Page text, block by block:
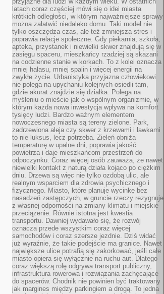
latach coraz częściej mówi się o idei miasta
krótkich odległości, w którym najważniejsze sprawy
można załatwić niedaleko domu. Taki model nie
tylko oszczędza czas, ale też zmniejsza stres i
poprawia relacje społeczne. Gdy piekarnia, szkoła,
apteka, przystanek i niewielki skwer znajdują się w
zasięgu spaceru, mieszkańcy rzadziej są skazani
na codzienne stanie w korkach. To z kolei oznacza
mniej hałasu, mniej spalin i więcej energii na
zwykłe życie. Urbanistyka przyjazna człowiekowi
nie polega na upychaniu kolejnych osiedli tam,
gdzie akurat znajdzie się działka. Polega na
myśleniu o mieście jak o wspólnym organizmie, w
którym każda nowa inwestycja wpływa na komfort
tysięcy ludzi. Bardzo ważnym elementem
nowoczesnego miasta są tereny zielone. Park,
zadrzewiona aleja czy skwer z krzewami i ławkami
to nie luksus, lecz potrzeba. Zieleń obniża
temperaturę w upalne dni, poprawia jakość
powietrza i daje mieszkańcom przestrzeń do
odpoczynku. Coraz więcej osób zauważa, że nawet
niewielki kontakt z naturą działa kojąco po ciężkim
dniu. Drzewa są więc nie tylko ozdobą ulic, ale
realnym wsparciem dla zdrowia psychicznego i
fizycznego. Miasto, które planuje wycinkę bez
nasadzeń zastępczych, w gruncie rzeczy rezygnuje
z własnej odporności na zmiany klimatu i miejskie
przeciążenie. Równie istotna jest kwestia
transportu. Dawniej wydawało się, że rozwój
oznacza przede wszystkim coraz więcej
samochodów i coraz szersze jezdnie. Dziś widać
już wyraźnie, że takie podejście ma granice. Nawet
największe ulice potrafią się zakorkować, jeśli całe
miasto opiera się wyłącznie na ruchu aut. Dlatego
coraz większą rolę odgrywa transport publiczny,
infrastruktura rowerowa i rozwiązania zachęcające
do spacerów. Chodnik nie powinien być traktowany
jak margines między parkingiem a drogą. To jedna